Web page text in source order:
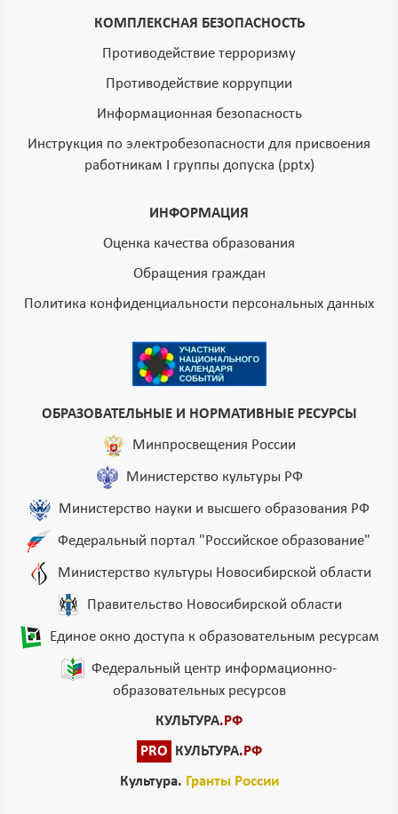
КОМПЛЕКСНАЯ БЕЗОПАСНОСТЬ
Противодействие терроризму
Противодействие коррупции
Информационная безопасность
Инструкция по электробезопасности для присвоения
работникам I группы допуска (pptx)
ИНФОРМАЦИЯ
Оценка качества образования
Обращения граждан
Политика конфиденциальности персональных данных
ОБРАЗОВАТЕЛЬНЫЕ И НОРМАТИВНЫЕ РЕСУРСЫ
Минпросвещения России
Министерство культуры РФ
Министерство науки и высшего образования РФ
Федеральный портал "Российское образование"
Министерство культуры Новосибирской области
Правительство Новосибирской области
Единое окно доступа к образовательным ресурсам
Федеральный центр информационно-
образовательных ресурсов
КУЛЬТУРА.РФ
PRO
КУЛЬТУРА.РФ
Культура. Гранты России